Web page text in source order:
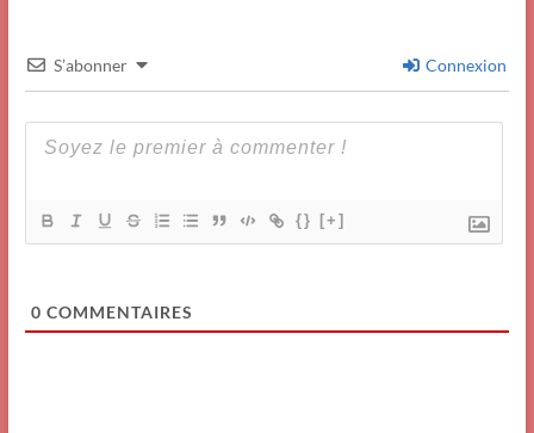
S’abonner Connexion
{} [+]
0 COMMENTAIRES